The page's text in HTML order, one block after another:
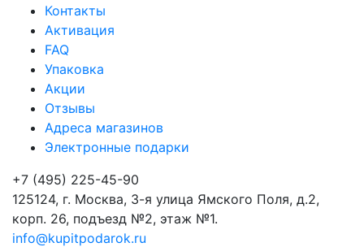
Контакты
Активация
FAQ
Упаковка
Акции
Отзывы
Адреса магазинов
Электронные подарки
+7 (495) 225-45-90
125124, г. Москва, 3-я улица Ямского Поля, д.2,
корп. 26, подъезд №2, этаж №1.
info@kupitpodarok.ru